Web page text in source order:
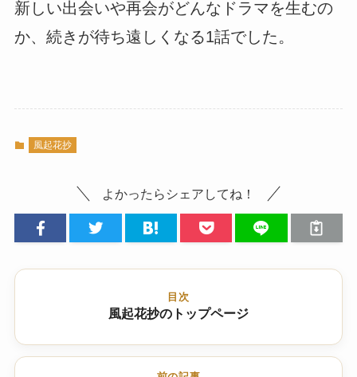
新しい出会いや再会がどんなドラマを生むの
か、続きが待ち遠しくなる1話でした。
風起花抄
よかったらシェアしてね！
目次
風起花抄のトップページ